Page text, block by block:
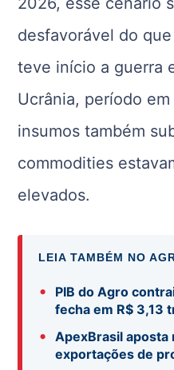
desfavorável do
teve início a guerra
Ucrânia, período
insumos também
commodities
elevados.
LEIA TAMBÉM NO
•
PIB do Agro
fecha em R$ 3,13
•
ApexBrasil
exportações de